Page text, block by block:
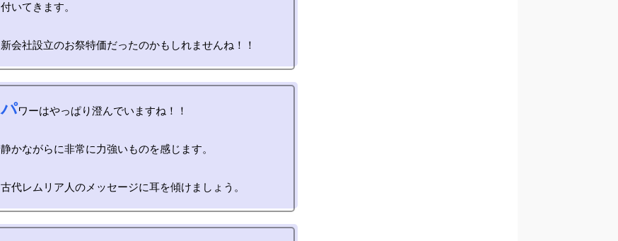
付いてきます。
パワーはやっぱり澄んでいますね！！
静かながらに非常に力強いものを感じます。